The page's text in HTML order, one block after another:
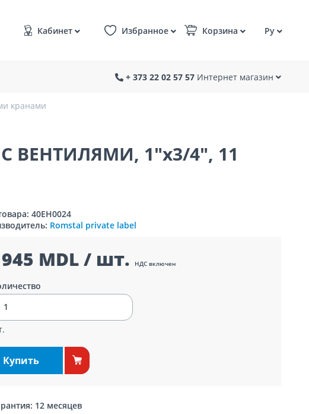
Кабинет Избранное Корзина Ру
+ 373 22 02 57 57 Интернет магазин
кранами
ВЕНТИЛЯМИ, 1"x3/4", 11
40EH0024
Romstal private label
MDL / шт. НДС включен
Купить
12 месяцев